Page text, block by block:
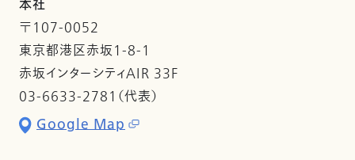
本社
〒107-0052
東京都港区赤坂1-8-1
赤坂インターシティAIR 33F
03-6633-2781（代表）
Google Map